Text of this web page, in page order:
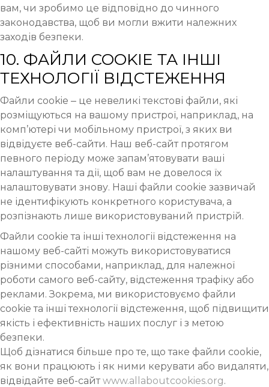
вам, чи зробимо це відповідно до чинного
законодавства, щоб ви могли вжити належних
заходів безпеки.
10. ФАЙЛИ COOKIE ТА ІНШІ
ТЕХНОЛОГІЇ ВІДСТЕЖЕННЯ
Файли cookie ‒ це невеликі текстові файли, які
розміщуються на вашому пристрої, наприклад, на
комп’ютері чи мобільному пристрої, з яких ви
відвідуєте веб-сайти. Наш веб-сайт протягом
певного періоду може запам’ятовувати ваші
налаштування та дії, щоб вам не довелося їх
налаштовувати знову. Наші файли cookie зазвичай
не ідентифікують конкретного користувача, а
розпізнають лише використовуваний пристрій.
Файли cookie та інші технології відстеження на
нашому веб-сайті можуть використовуватися
різними способами, наприклад, для належної
роботи самого веб-сайту, відстеження трафіку або
реклами. Зокрема, ми використовуємо файли
cookie та інші технології відстеження, щоб підвищити
якість і ефективність наших послуг і з метою
безпеки.
Щоб дізнатися більше про те, що таке файли cookie,
як вони працюють і як ними керувати або видаляти,
відвідайте веб-сайтwww.allaboutcookies.org.